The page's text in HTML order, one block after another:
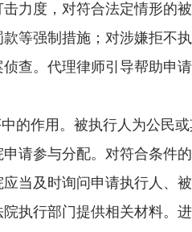
度，对符合法定情形的
等强制措施；对涉嫌拒不
查。代理律师引导帮助申
作用。被执行人为公民
请参与分配。对符合条件
当及时询问申请执行人、
执行部门提供相关材料。